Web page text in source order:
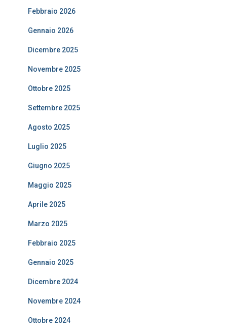
Febbraio 2026
Gennaio 2026
Dicembre 2025
Novembre 2025
Ottobre 2025
Settembre 2025
Agosto 2025
Luglio 2025
Giugno 2025
Maggio 2025
Aprile 2025
Marzo 2025
Febbraio 2025
Gennaio 2025
Dicembre 2024
Novembre 2024
Ottobre 2024